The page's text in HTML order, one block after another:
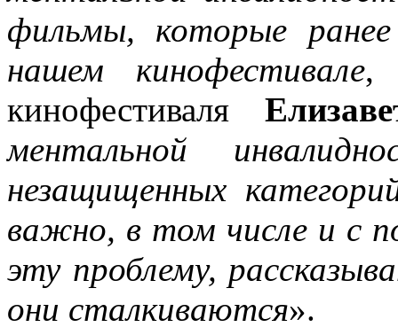
фильмы, которые
нашем кинофестивале,
кинофестиваля
ментальной
незащищенных
важно, в том числе и с
эту проблему,
они сталкиваются».